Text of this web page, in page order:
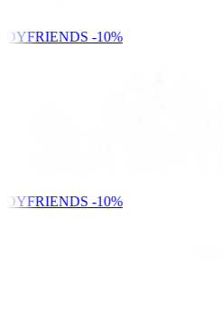
-10%
-10%